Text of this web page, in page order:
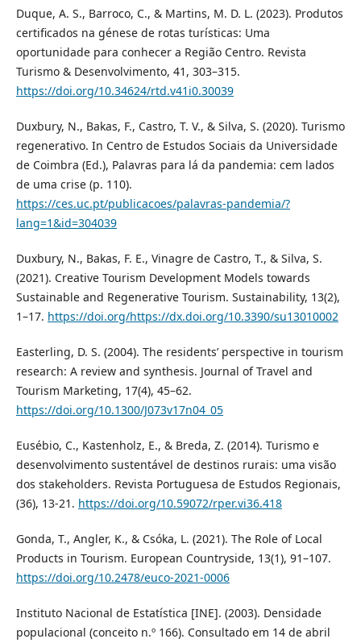
Duque, A. S., Barroco, C., & Martins, M. D. L. (2023). Produtos
certificados na génese de rotas turísticas: Uma
oportunidade para conhecer a Região Centro. Revista
Turismo & Desenvolvimento, 41, 303–315.
https://doi.org/10.34624/rtd.v41i0.30039
Duxbury, N., Bakas, F., Castro, T. V., & Silva, S. (2020). Turismo
regenerativo. In Centro de Estudos Sociais da Universidade
de Coimbra (Ed.), Palavras para lá da pandemia: cem lados
de uma crise (p. 110).
https://ces.uc.pt/publicacoes/palavras-pandemia/?
lang=1&id=304039
Duxbury, N., Bakas, F. E., Vinagre de Castro, T., & Silva, S.
(2021). Creative Tourism Development Models towards
Sustainable and Regenerative Tourism. Sustainability, 13(2),
1–17. https://doi.org/https://dx.doi.org/10.3390/su13010002
Easterling, D. S. (2004). The residents’ perspective in tourism
research: A review and synthesis. Journal of Travel and
Tourism Marketing, 17(4), 45–62.
https://doi.org/10.1300/J073v17n04_05
Eusébio, C., Kastenholz, E., & Breda, Z. (2014). Turismo e
desenvolvimento sustentável de destinos rurais: uma visão
dos stakeholders. Revista Portuguesa de Estudos Regionais,
(36), 13-21. https://doi.org/10.59072/rper.vi36.418
Gonda, T., Angler, K., & Csóka, L. (2021). The Role of Local
Products in Tourism. European Countryside, 13(1), 91–107.
https://doi.org/10.2478/euco-2021-0006
Instituto Nacional de Estatística [INE]. (2003). Densidade
populacional (conceito n.º 166). Consultado em 14 de abril